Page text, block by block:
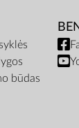
būdas